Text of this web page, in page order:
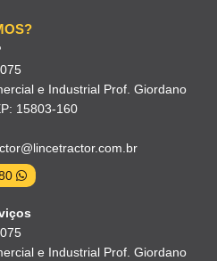
e Industrial Prof. Giordano
15803-160
e Industrial Prof. Giordano